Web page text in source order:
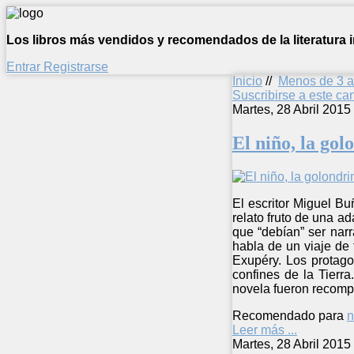
Los libros más vendidos y recomendados de la literatura
Entrar Registrarse
Inicio // Menos de 3
Suscribirse a este
Martes, 28 Abril
El niño, la
El escritor Miguel
relato fruto de una
que “debían” ser
habla de un viaje
Exupéry. Los
confines de la
novela fueron
Recomendado para
Leer más ...
Martes, 28 Abril